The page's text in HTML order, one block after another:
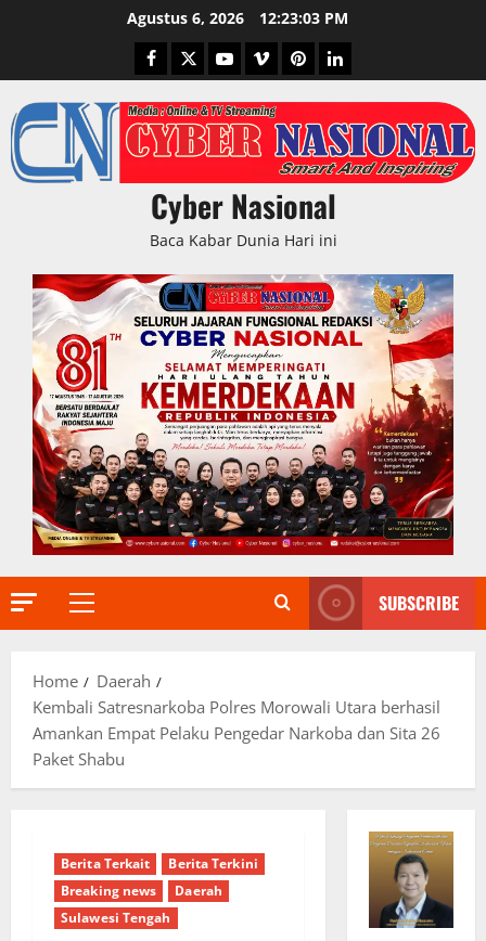
Agustus 6, 2026 12:23:04 PM
Facebook
TwitterYoutubeVimeoPinterestLinkedIn
Cyber Nasional
Baca Kabar Dunia Hari ini
Primary
SUBSCRIBE
Home
Daerah
Kembali Satresnarkoba Polres Morowali Utara berhasil
Amankan Empat Pelaku Pengedar Narkoba dan Sita 26
Paket Shabu
Berita Terkait
Berita Terkini
Breaking news
Daerah
Sulawesi Tengah